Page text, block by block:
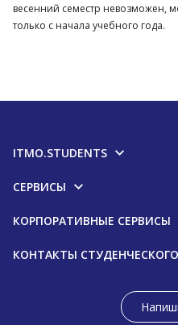
весенний семестр невозможен,
только с начала учебного года.
ITMO.STUDENTS
СЕРВИСЫ
КОРПОРАТИВНЫЕ СЕРВИСЫ
КОНТАКТЫ